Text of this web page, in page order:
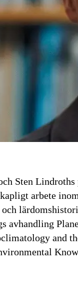
Sten
arbete inom
avhandling
and